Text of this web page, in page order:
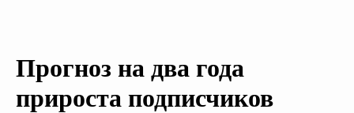
Прогноз на два года
прироста подписчиков